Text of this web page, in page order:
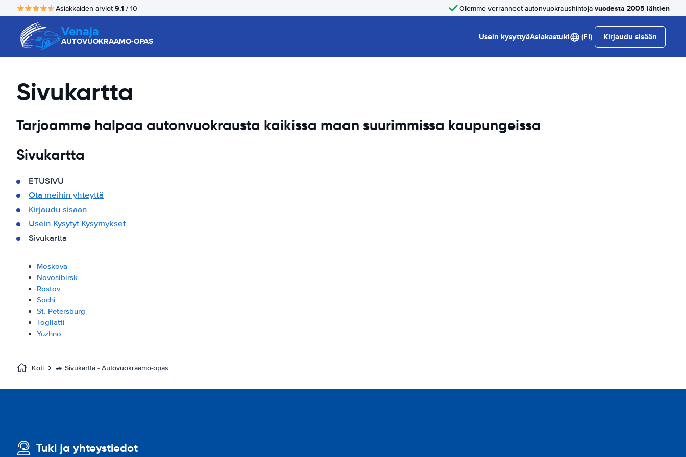
Asiakkaiden arviot 9.1 / 10 Olemme verranneet autonvuokraushintoja vuodesta 2005 lähtien
Venaja
AUTOVUOKRAAMO-OPAS Usein kysyttyäAsiakastuki (FI) Kirjaudu sisään
Sivukartta
Tarjoamme halpaa autonvuokrausta kaikissa maan suurimmissa kaupungeissa
Sivukartta
ETUSIVU
Ota meihin yhteyttä
Kirjaudu sisään
Usein Kysytyt Kysymykset
Sivukartta
Moskova
Novosibirsk
Rostov
Sochi
St. Petersburg
Togliatti
Yuzhno
Koti 🚙 Sivukartta - Autovuokraamo-opas
Tuki ja yhteystiedot